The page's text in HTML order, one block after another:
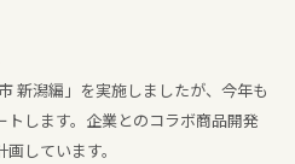
新潟編」を実施しましたが、今年も
します。企業とのコラボ商品開発
しています。